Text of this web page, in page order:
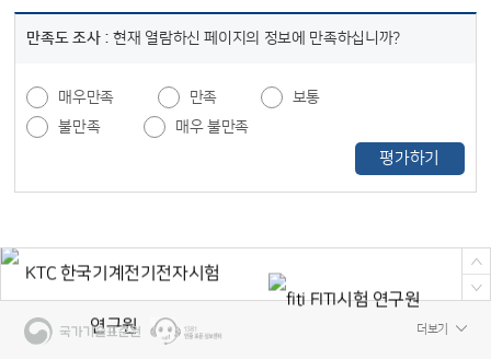
만족도 조사 :현재 열람하신 페이지의 정보에 만족하십니까?
매우만족 만족
보통
불만족
매우 불만족
평가하기
더보기